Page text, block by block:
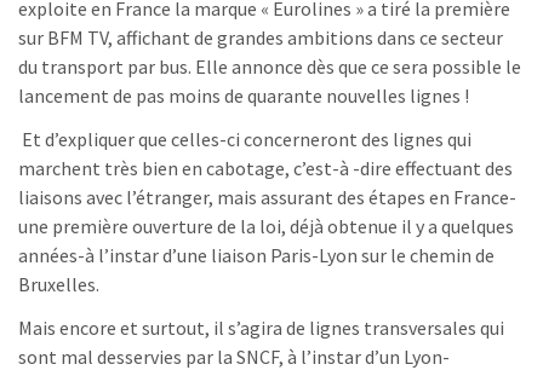
exploite en France la marque « Eurolines » a tiré la première
sur BFM TV, affichant de grandes ambitions dans ce secteur
du transport par bus. Elle annonce dès que ce sera possible le
lancement de pas moins de quarante nouvelles lignes !
Et d’expliquer que celles-ci concerneront des lignes qui
marchent très bien en cabotage, c’est-à -dire effectuant des
liaisons avec l’étranger, mais assurant des étapes en France-
une première ouverture de la loi, déjà obtenue il y a quelques
années-à l’instar d’une liaison Paris-Lyon sur le chemin de
Bruxelles.
Mais encore et surtout, il s’agira de lignes transversales qui
sont mal desservies par la SNCF, à l’instar d’un Lyon-